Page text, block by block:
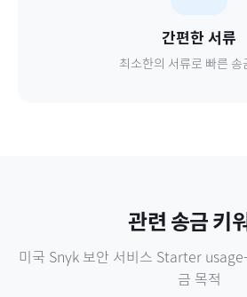
간편한 서류
최소한의 서류로 빠른 송
관련 송금 키
미국 Snyk 보안 서비스 Starter
금 목적